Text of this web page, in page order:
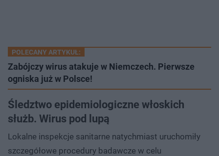
POLECANY ARTYKUŁ:
Zabójczy wirus atakuje w Niemczech. Pierwsze
ogniska już w Polsce!
Śledztwo epidemiologiczne włoskich
służb. Wirus pod lupą
Lokalne inspekcje sanitarne natychmiast uruchomiły
szczegółowe procedury badawcze w celu